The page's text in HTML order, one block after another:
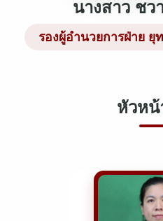
นางสาว ชว
รองผู้อำนวยการฝ่าย ยุ
หัวหน้